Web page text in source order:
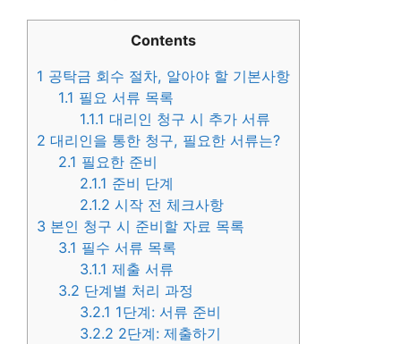
Contents
1 공탁금 회수 절차, 알아야 할 기본사항
1.1 필요 서류 목록
1.1.1 대리인 청구 시 추가 서류
2 대리인을 통한 청구, 필요한 서류는?
2.1 필요한 준비
2.1.1 준비 단계
2.1.2 시작 전 체크사항
3 본인 청구 시 준비할 자료 목록
3.1 필수 서류 목록
3.1.1 제출 서류
3.2 단계별 처리 과정
3.2.1 1단계: 서류 준비
3.2.2 2단계: 제출하기